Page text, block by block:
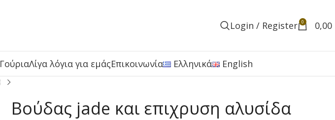
Login / Register 0 0,00
ΓούριαΛίγα λόγια για εμάςΕπικοινωνία Ελληνικά English
Βούδας jade και επιχρυση αλυσίδα